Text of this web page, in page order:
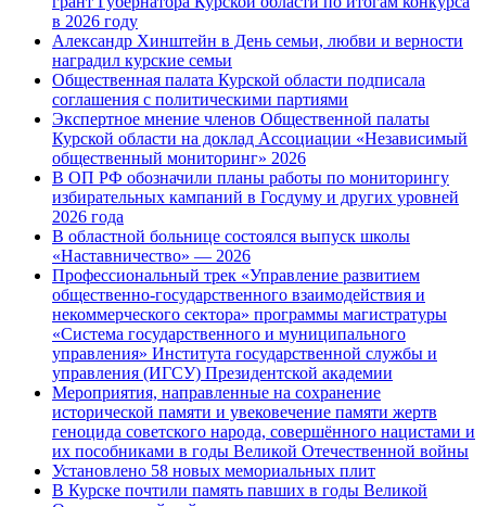
в 2026 году
Александр Хинштейн в День семьи, любви и верности
наградил курские семьи
Общественная палата Курской области подписала
соглашения с политическими партиями
Экспертное мнение членов Общественной палаты
Курской области на доклад Ассоциации «Независимый
общественный мониторинг» 2026
В ОП РФ обозначили планы работы по мониторингу
избирательных кампаний в Госдуму и других уровней
2026 года
В областной больнице состоялся выпуск школы
«Наставничество» — 2026
Профессиональный трек «Управление развитием
общественно-государственного взаимодействия и
некоммерческого сектора» программы магистратуры
«Система государственного и муниципального
управления» Института государственной службы и
управления (ИГСУ) Президентской академии
Мероприятия, направленные на сохранение
исторической памяти и увековечение памяти жертв
геноцида советского народа, совершённого нацистами и
их пособниками в годы Великой Отечественной войны
Установлено 58 новых мемориальных плит
В Курске почтили память павших в годы Великой